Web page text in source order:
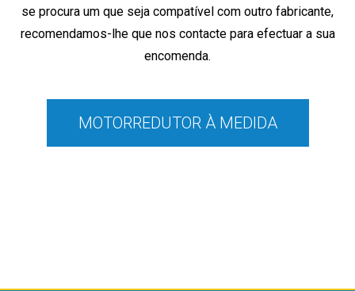
se procura um que seja compatível com outro fabricante,
recomendamos-lhe que nos contacte para efectuar a sua
encomenda.
MOTORREDUTOR À MEDIDA